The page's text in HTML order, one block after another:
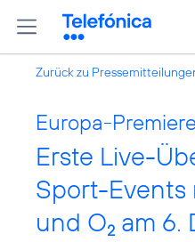
Zurück zu
Europa-
Erste Live-
Sport-Events
und O2 am 6.